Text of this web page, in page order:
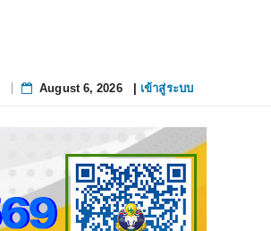
August 6, 2026| เข้าสู่ระบบ